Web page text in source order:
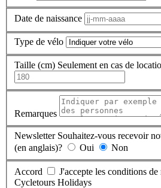
Date de naissance
Type de vélo
Taille (cm) Seulement en cas de
Remarques
Newsletter Souhaitez-vous recevoir
(en anglais)?
Oui Non
Accord
J'accepte les conditions de
Cycletours Holidays